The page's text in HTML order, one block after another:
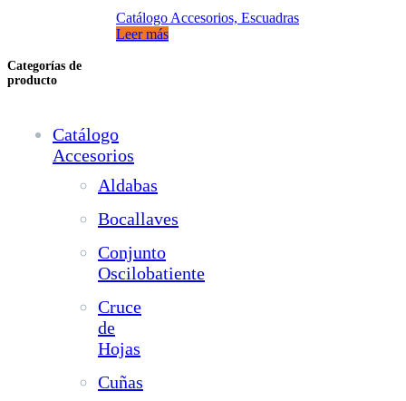
Catálogo Accesorios, Escuadras
Leer más
Categorías de
producto
Catálogo
Accesorios
Aldabas
Bocallaves
Conjunto
Oscilobatiente
Cruce
de
Hojas
Cuñas